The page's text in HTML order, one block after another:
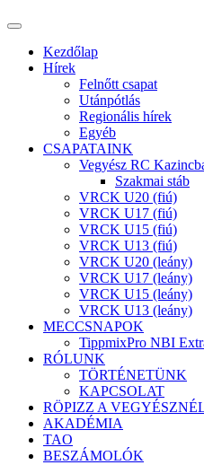
Kezdőlap
Hírek
Felnőtt csapat
Utánpótlás
Regionális hírek
Egyéb
CSAPATAINK
Vegyész RC
Szakmai stáb
VRCK U20 (fiú)
VRCK U17 (fiú)
VRCK U15 (fiú)
VRCK U13 (fiú)
VRCK U20 (leány)
VRCK U17 (leány)
VRCK U15 (leány)
VRCK U13 (leány)
MECCSNAPOK
TippmixPro NBI
RÓLUNK
TÖRTÉNETÜNK
KAPCSOLAT
RÖPIZZ A
AKADÉMIA
TAO
BESZÁMOLÓK